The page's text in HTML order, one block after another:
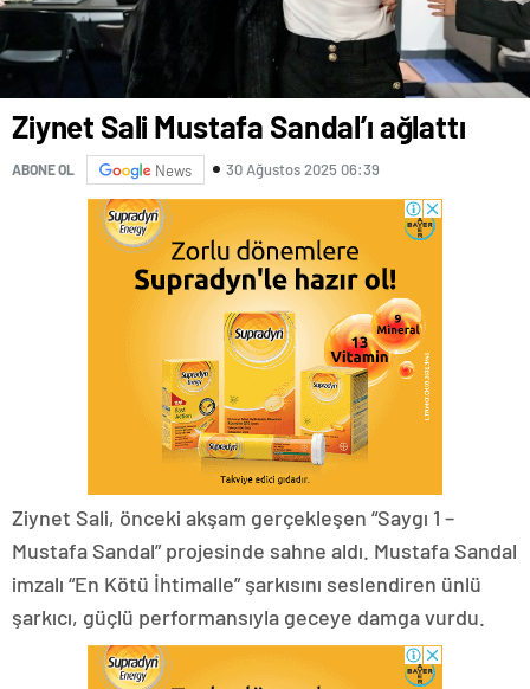
Ziynet Sali Mustafa Sandal’ı ağlattı
ABONE OL News 30 Ağustos 2025 06:39
Ziynet Sali, önceki akşam gerçekleşen “Saygı 1 –
Mustafa Sandal” projesinde sahne aldı. Mustafa Sandal
imzalı “En Kötü İhtimalle” şarkısını seslendiren ünlü
şarkıcı, güçlü performansıyla geceye damga vurdu.